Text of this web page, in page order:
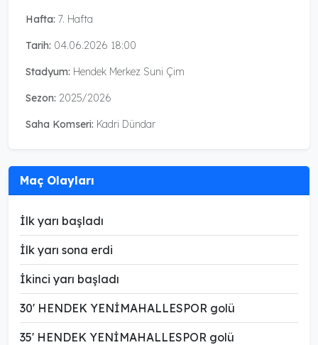
Hafta: 7. Hafta
Tarih: 04.06.2026 18:00
Stadyum: Hendek Merkez Suni Çim
Sezon: 2025/2026
Saha Komseri: Kadri Dündar
Maç Olayları
İlk yarı başladı
İlk yarı sona erdi
İkinci yarı başladı
30' HENDEK YENİMAHALLESPOR golü
35' HENDEK YENİMAHALLESPOR golü